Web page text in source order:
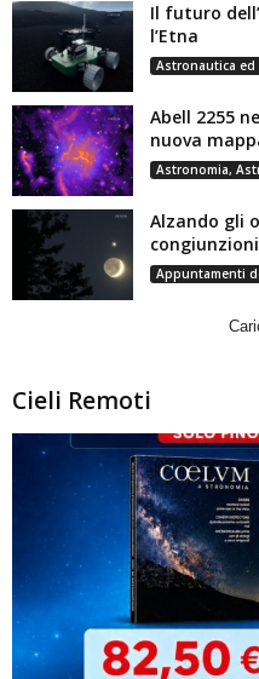
Il futuro
l’Etna
Astronautica ed
Abell 2255
nuova
Astronomia,
Alzando gli
Appuntamenti
Cieli Remoti